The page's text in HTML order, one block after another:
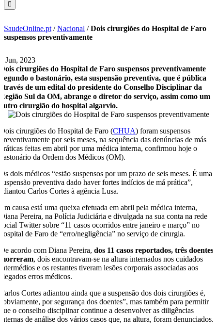
SaudeOnline.pt /Nacional /Dois cirurgiões do Hospital de Faro
suspensos preventivamente
7 Jun, 2023
Dois cirurgiões do Hospital de Faro suspensos preventivamente
Segundo o bastonário, esta suspensão preventiva, que é pública
através de um edital do presidente do Conselho Disciplinar da
Região Sul da OM, abrange o diretor do serviço, assim como um
outro cirurgião do hospital algarvio.
Dois cirurgiões do Hospital de Faro (CHUA) foram suspensos
preventivamente por seis meses, na sequência das denúncias de más
práticas feitas em abril por uma médica interna, confirmou hoje o
bastonário da Ordem dos Médicos (OM).
Os dois médicos “estão suspensos por um prazo de seis meses. É uma
suspensão preventiva dado haver fortes indícios de má prática”,
adiantou Carlos Cortes à agência Lusa.
Em causa está uma queixa efetuada em abril pela médica interna,
Diana Pereira, na Polícia Judiciária e divulgada na sua conta na rede
social Twitter sobre “11 casos ocorridos entre janeiro e março” no
hospital de Faro de “erro/negligência” no serviço de cirurgia.
De acordo com Diana Pereira,dos 11 casos reportados, três doentes
morreram, dois encontravam-se na altura internados nos cuidados
intermédios e os restantes tiveram lesões corporais associadas aos
alegados erros médicos.
Carlos Cortes adiantou ainda que a suspensão dos dois cirurgiões é,
“obviamente, por segurança dos doentes”, mas também para permitir
que o conselho disciplinar continue a desenvolver as diligências
internas de análise dos vários casos que, na altura, foram denunciados.